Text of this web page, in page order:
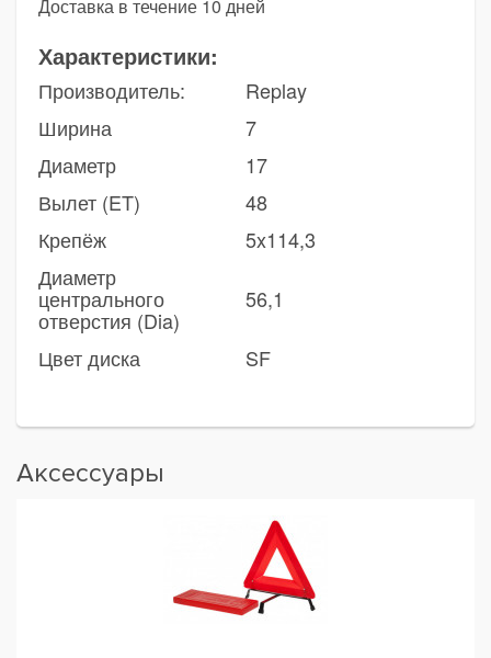
Доставка в течение 10 дней
Характеристики:
Производитель:
Replay
Ширина
7
Диаметр
17
Вылет (ET)
48
Крепёж
5x114,3
Диаметр
центрального
отверстия (Dia)
56,1
Цвет диска SF
Аксессуары